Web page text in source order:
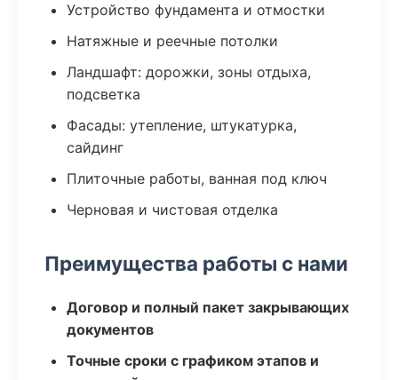
Устройство фундамента и отмостки
Натяжные и реечные потолки
Ландшафт: дорожки, зоны отдыха,
подсветка
Фасады: утепление, штукатурка,
сайдинг
Плиточные работы, ванная под ключ
Черновая и чистовая отделка
Преимущества работы с нами
Договор и полный пакет закрывающих
документов
Точные сроки с графиком этапов и